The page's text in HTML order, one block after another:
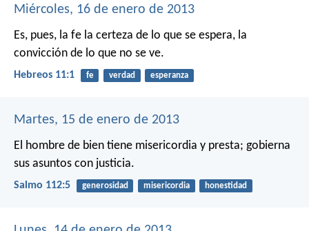
Miércoles, 16 de enero de 2013
Es, pues, la fe la certeza de lo que se espera, la
convicción de lo que no se ve.
Hebreos 11:1 fe verdad esperanza
Martes, 15 de enero de 2013
El hombre de bien tiene misericordia y presta; gobierna
sus asuntos con justicia.
Salmo 112:5 generosidad misericordia honestidad